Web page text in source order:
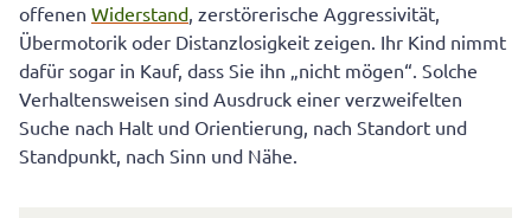
offenen Widerstand, zerstörerische Aggressivität,
Übermotorik oder Distanzlosigkeit zeigen. Ihr Kind nimmt
dafür sogar in Kauf, dass Sie ihn „nicht mögen“. Solche
Verhaltensweisen sind Ausdruck einer verzweifelten
Suche nach Halt und Orientierung, nach Standort und
Standpunkt, nach Sinn und Nähe.